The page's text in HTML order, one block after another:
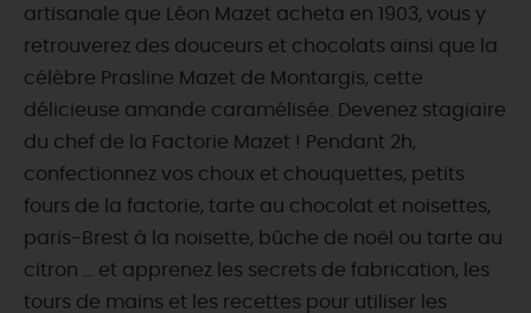
CETTE SEMAINE
TOUT L'AGENDA
artisanale que Léon Mazet acheta en 1903, vous y
retrouverez des douceurs et chocolats ainsi que la
célèbre Prasline Mazet de Montargis, cette
délicieuse amande caramélisée. Devenez stagiaire
du chef de la Factorie Mazet ! Pendant 2h,
confectionnez vos choux et chouquettes, petits
fours de la factorie, tarte au chocolat et noisettes,
paris-Brest à la noisette, bûche de noël ou tarte au
citron … et apprenez les secrets de fabrication, les
tours de mains et les recettes pour utiliser les